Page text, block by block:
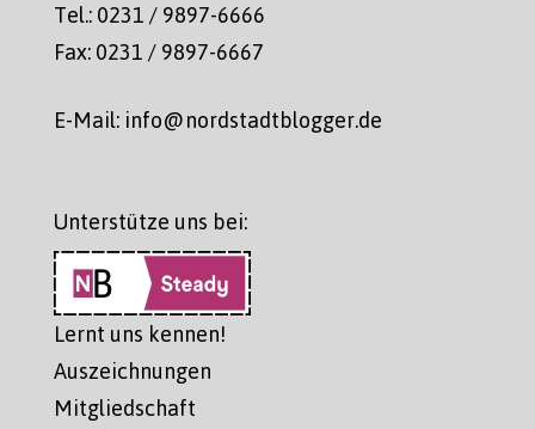
Tel.: 0231 / 9897-6666
Fax: 0231 / 9897-6667
E-Mail: info@nordstadtblogger.de
Unterstütze uns bei:
Lernt uns kennen!
Auszeichnungen
Mitgliedschaft